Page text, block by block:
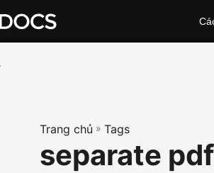
Trang chủ » Tags
separate